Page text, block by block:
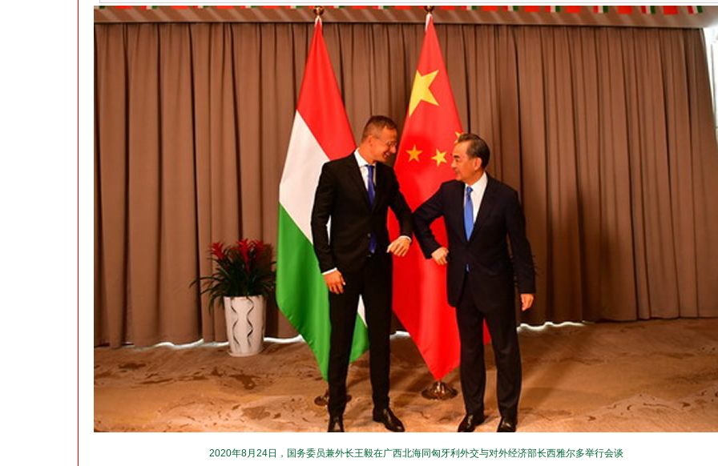
2020年8月24日，国务委员兼外长王毅在广西北海同匈牙利外交与对外经济部长西雅尔多举行会谈